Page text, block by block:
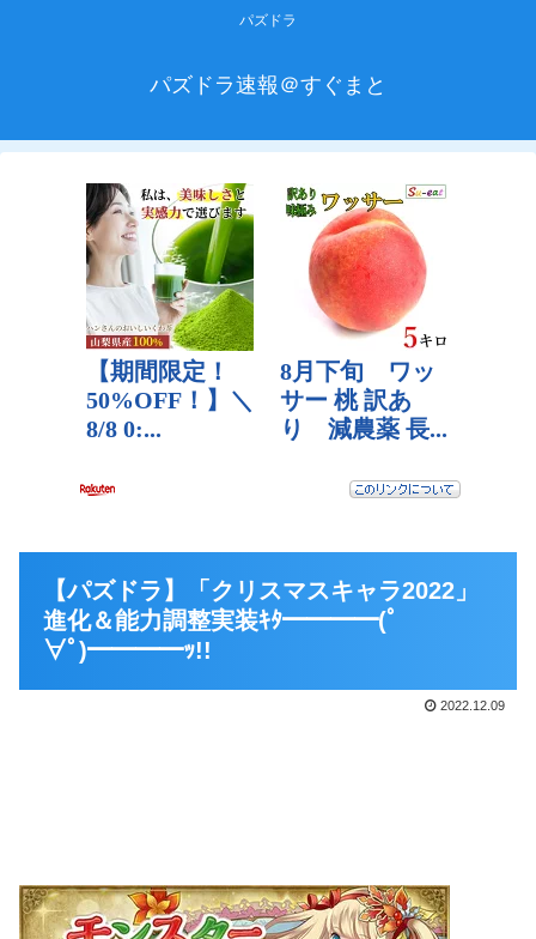
パズドラ
パズドラ速報＠すぐまと
【パズドラ】「クリスマスキャラ2022」
進化＆能力調整実装ｷﾀ━━━━(ﾟ
∀ﾟ)━━━━ｯ!!
2022.12.09